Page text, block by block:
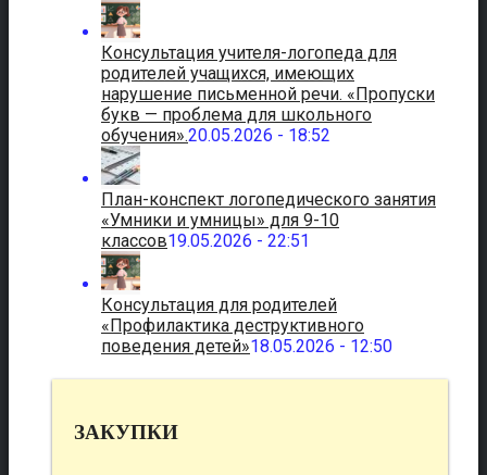
Консультация учителя-логопеда для
родителей учащихся, имеющих
нарушение письменной речи. «Пропуски
букв — проблема для школьного
обучения».20.05.2026 - 18:52
План-конспект логопедического занятия
«Умники и умницы» для 9-10
классов19.05.2026 - 22:51
Консультация для родителей
«Профилактика деструктивного
поведения детей»18.05.2026 - 12:50
ЗАКУПКИ